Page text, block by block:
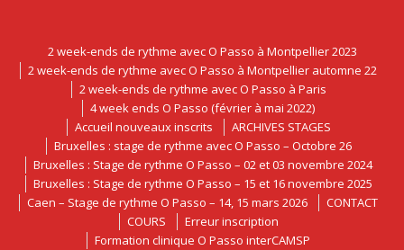
2 week-ends de rythme avec O Passo à Montpellier 2023
2 week-ends de rythme avec O Passo à Montpellier automne 22
2 week-ends de rythme avec O Passo à Paris
4 week ends O Passo (février à mai 2022)
Accueil nouveaux inscrits
ARCHIVES STAGES
Bruxelles : stage de rythme avec O Passo – Octobre 26
Bruxelles : Stage de rythme O Passo – 02 et 03 novembre 2024
Bruxelles : Stage de rythme O Passo – 15 et 16 novembre 2025
Caen – Stage de rythme O Passo – 14, 15 mars 2026
CONTACT
COURS
Erreur inscription
Formation clinique O Passo interCAMSP